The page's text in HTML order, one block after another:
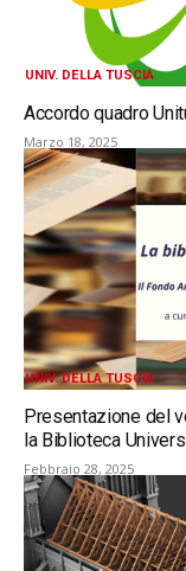
UNIV. DELLA TUSCIA
Accordo quadro
Marzo 18, 2025
UNIV. DELLA TUSCIA
Presentazione del
la Biblioteca
Febbraio 28, 2025